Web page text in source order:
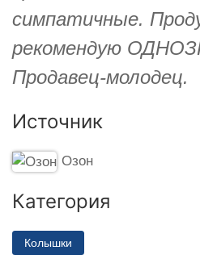
симпатичные.
рекомендую
Продавец-молодец.
Источник
Озон
Категория
Колышки